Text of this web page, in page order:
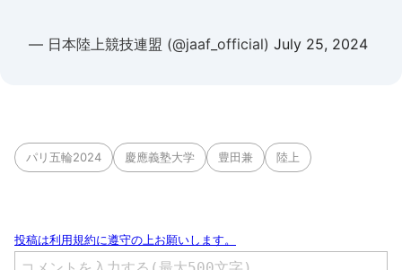
— 日本陸上競技連盟 (@jaaf_official) July 25, 2024
パリ五輪2024 慶應義塾大学 豊田兼 陸上